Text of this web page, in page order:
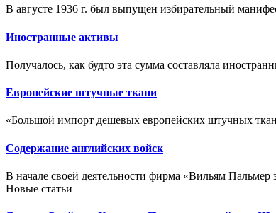
В августе 1936 г. был выпущен избирательный
Иностранные активы
Получалось, как будто эта сумма составляла
Европейские штучные ткани
«Большой импорт дешевых европейских штучных
Содержание английских войск
В начале своей деятельности фирма «Вильям
Новые статьи